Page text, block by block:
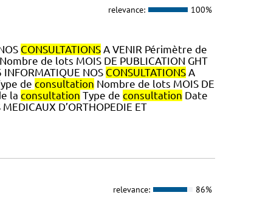
relevance: 100%
CONSULTATIONSA VENIR Périmètre de
Nombre de lots MOIS DE PUBLICATION GHT
NOS CONSULTATIONSA
de consultation Nombre de lots MOIS DE
la consultation Type de consultation Date
D’ORTHOPEDIE ET
relevance: 86%